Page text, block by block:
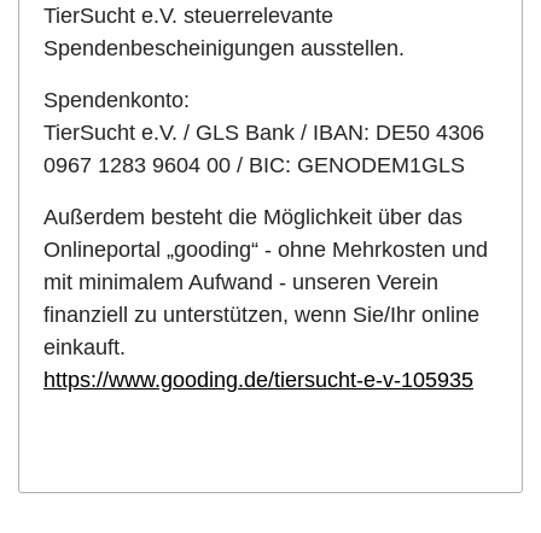
TierSucht e.V. steuerrelevante
Spendenbescheinigungen ausstellen.
Spendenkonto:
TierSucht e.V. / GLS Bank / IBAN: DE50 4306
0967 1283 9604 00 / BIC: GENODEM1GLS
Außerdem besteht die Möglichkeit über das
Onlineportal „gooding“ - ohne Mehrkosten und
mit minimalem Aufwand - unseren Verein
finanziell zu unterstützen, wenn Sie/Ihr online
einkauft.
https://www.gooding.de/tiersucht-e-v-105935